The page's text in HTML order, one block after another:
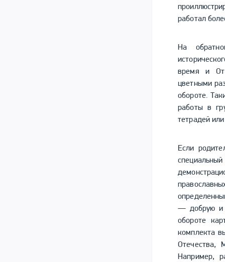
работал
На
время и
цветными
обороте.
работы в
тетрадей
Если
— добрую и
обороте
комплекта
Отечества,
Например,